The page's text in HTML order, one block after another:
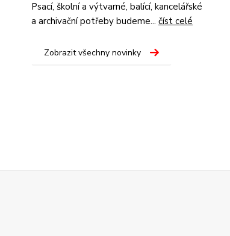
Psací, školní a výtvarné, balící, kancelářské
a archivační potřeby budeme... číst celé
Zobrazit všechny novinky